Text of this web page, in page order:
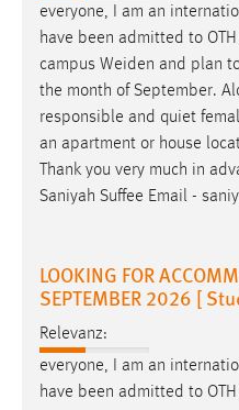
everyone, I am an
have been admitted to OTH
campus Weiden and plan
the month of September.
responsible and quiet
an apartment or house
Thank you very much in
Saniyah Suffee Email -
LOOKING FOR
SEPTEMBER 2026 [
Relevanz:
everyone, I am an
have been admitted to OTH
MARKETING
Marketing Cookies
verwendet, um
Sie tun dies, indem sie
hinweg verfolgen.
Name:
_gcl_au
Anbieter:
Google Ireland Limited